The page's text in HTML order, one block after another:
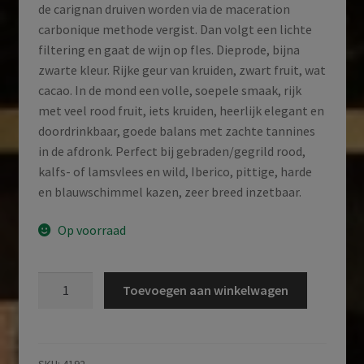
de carignan druiven worden via de maceration
carbonique methode vergist. Dan volgt een lichte
filtering en gaat de wijn op fles. Dieprode, bijna
zwarte kleur. Rijke geur van kruiden, zwart fruit, wat
cacao. In de mond een volle, soepele smaak, rijk
met veel rood fruit, iets kruiden, heerlijk elegant en
doordrinkbaar, goede balans met zachte tannines
in de afdronk. Perfect bij gebraden/gegrild rood,
kalfs- of lamsvlees en wild, Iberico, pittige, harde
en blauwschimmel kazen, zeer breed inzetbaar.
Op voorraad
Toevoegen aan winkelwagen